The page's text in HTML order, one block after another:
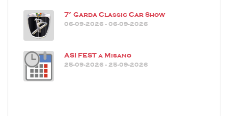
7° Garda Classic Car Show
06-09-2026 - 06-09-2026
ASI FEST a Misano
25-09-2026 - 25-09-2026